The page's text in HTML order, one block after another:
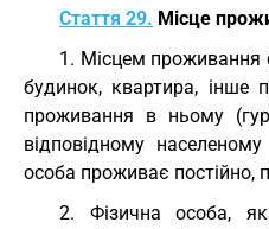
Стаття 29. Місце
1. Місцем проживання
будинок, квартира, інше
проживання в ньому
відповідному
особа проживає постійно,
2. Фізична особа,